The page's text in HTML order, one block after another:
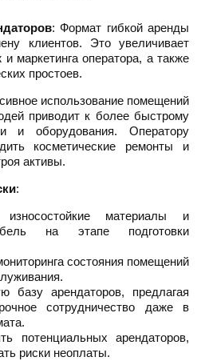
: Формат гибкой аренды
клиентов. Это увеличивает
маркетинга оператора, а также
простоев.
использование помещений
приводит к более быстрому
и оборудования. Оператору
косметические ремонты и
активы.
:
материалы и
на этапе подготовки
состояния помещений
базу арендаторов, предлагая
сотрудничество даже в
потенциальных арендаторов,
риски неоплаты.